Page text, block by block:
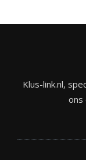
Klus-link.nl,
ons